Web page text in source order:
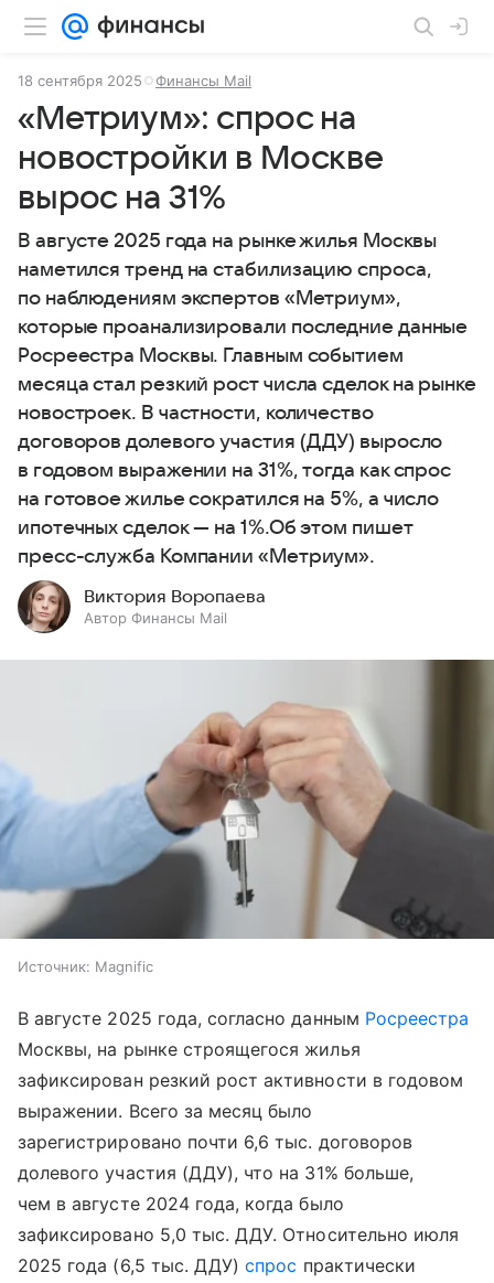
18 сентября 2025 Финансы Mail
«Метриум»: спрос на
новостройки в Москве
вырос на 31%
В августе 2025 года на рынке жилья Москвы
наметился тренд на стабилизацию спроса,
по наблюдениям экспертов «Метриум»,
которые проанализировали последние данные
Росреестра Москвы. Главным событием
месяца стал резкий рост числа сделок на рынке
новостроек. В частности, количество
договоров долевого участия (ДДУ) выросло
в годовом выражении на 31%, тогда как спрос
на готовое жилье сократился на 5%, а число
ипотечных сделок — на 1%.Об этом пишет
пресс-служба Компании «Метриум».
Виктория Воропаева
Автор Финансы Mail
Источник: Magnific
В августе 2025 года, согласно данным Росреестра
Москвы, на рынке строящегося жилья
зафиксирован резкий рост активности в годовом
выражении. Всего за месяц было
зарегистрировано почти 6,6 тыс. договоров
долевого участия (ДДУ), что на 31% больше,
чем в августе 2024 года, когда было
зафиксировано 5,0 тыс. ДДУ. Относительно июля
2025 года (6,5 тыс. ДДУ)спрос практически